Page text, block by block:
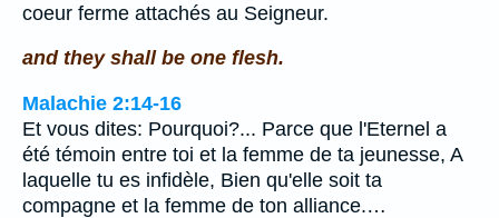
coeur ferme attachés au Seigneur.
and they shall be one flesh.
Malachie 2:14-16
Et vous dites: Pourquoi?... Parce que l'Eternel a
été témoin entre toi et la femme de ta jeunesse, A
laquelle tu es infidèle, Bien qu'elle soit ta
compagne et la femme de ton alliance.…